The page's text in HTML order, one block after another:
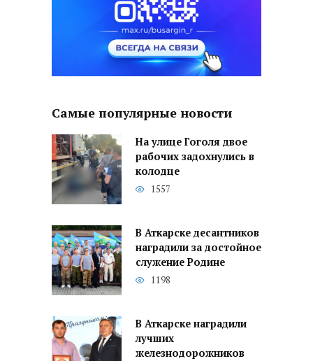
Самые популярные новости
На улице Гоголя двое
рабочих задохнулись в
колодце
1557
В Аткарске десантников
наградили за достойное
служение Родине
1198
В Аткарске наградили
лучших
железнодорожников